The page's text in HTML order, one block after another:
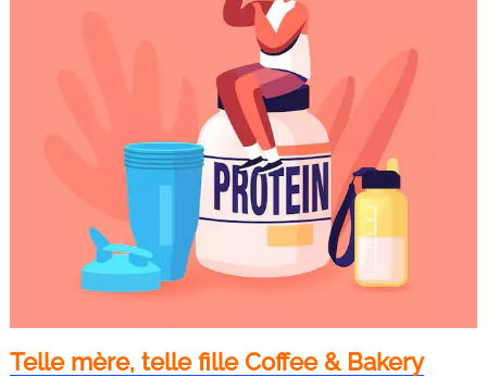
Telle mère, telle fille Coffee & Bakery